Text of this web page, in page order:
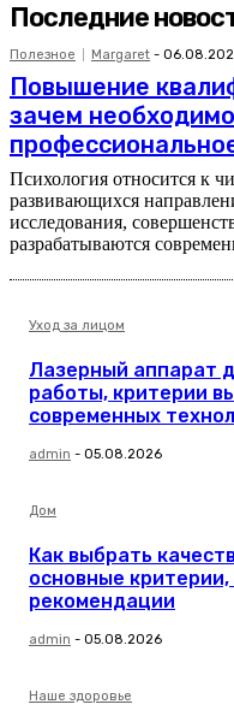
Последние
Полезное Margaret -
Повышение
зачем
Психология относится к
развивающихся
исследования,
разрабатываются
Уход за лицом
Лазерный аппарат
работы, критерии
современных
admin - 05.08.2026
Дом
Как выбрать
основные
рекомендации
admin - 05.08.2026
Наше здоровье